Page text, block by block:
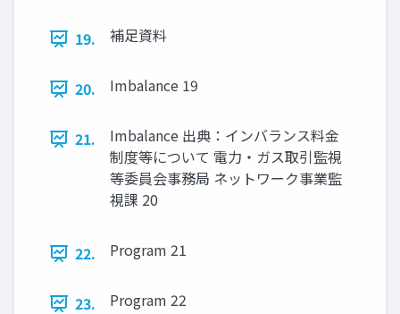
19. 補足資料
20. Imbalance 19
21.
Imbalance 出典：インバランス料金
制度等について 電力・ガス取引監視
等委員会事務局 ネットワーク事業監
視課 20
22. Program 21
23. Program 22